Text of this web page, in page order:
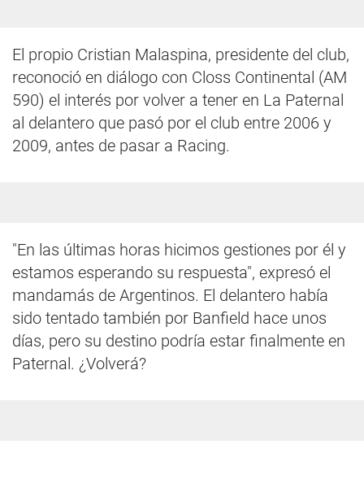
El propio Cristian Malaspina, presidente del club,
reconoció en diálogo con Closs Continental (AM
590) el interés por volver a tener en La Paternal
al delantero que pasó por el club entre 2006 y
2009, antes de pasar a Racing.
"En las últimas horas hicimos gestiones por él y
estamos esperando su respuesta", expresó el
mandamás de Argentinos. El delantero había
sido tentado también por Banfield hace unos
días, pero su destino podría estar finalmente en
Paternal. ¿Volverá?